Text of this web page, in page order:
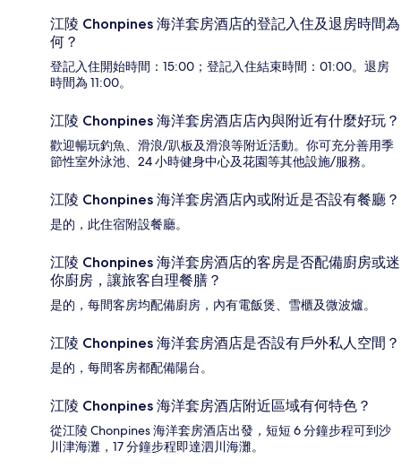
江陵 Chonpines 海洋套房酒店的登記入住及退房時間為
何？
登記入住開始時間：15:00；登記入住結束時間：01:00。退房
時間為 11:00。
江陵 Chonpines 海洋套房酒店店內與附近有什麼好玩？
歡迎暢玩釣魚、滑浪/趴板及滑浪等附近活動。你可充分善用季
節性室外泳池、24 小時健身中心及花園等其他設施/服務。
江陵 Chonpines 海洋套房酒店內或附近是否設有餐廳？
是的，此住宿附設餐廳。
江陵 Chonpines 海洋套房酒店的客房是否配備廚房或迷
你廚房，讓旅客自理餐膳？
是的，每間客房均配備廚房，內有電飯煲、雪櫃及微波爐。
江陵 Chonpines 海洋套房酒店是否設有戶外私人空間？
是的，每間客房都配備陽台。
江陵 Chonpines 海洋套房酒店附近區域有何特色？
從江陵 Chonpines 海洋套房酒店出發，短短 6 分鐘步程可到沙
川津海灘，17 分鐘步程即達泗川海灘。